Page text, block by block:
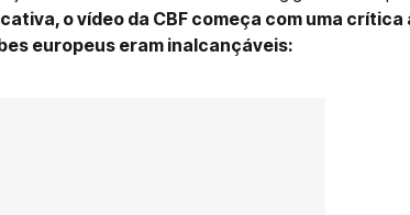
o vídeo da CBF começa com uma crítica
europeus eram inalcançáveis: